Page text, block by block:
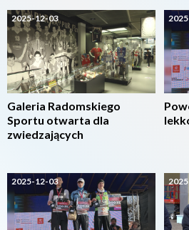
2025-12-03
Galeria Radomskiego
Sportu otwarta dla
zwiedzających
2025-12-03